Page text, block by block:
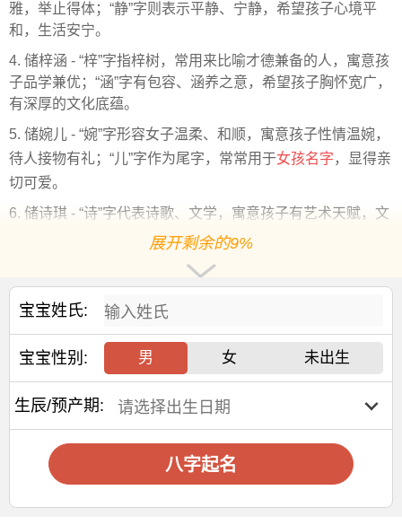
雅，举止得体；“静”字则表示平静、宁静，希望孩子心境平
和，生活安宁。
4. 储梓涵 - “梓”字指梓树，常用来比喻才德兼备的人，寓意孩
子品学兼优；“涵”字有包容、涵养之意，希望孩子胸怀宽广，
有深厚的文化底蕴。
5. 储婉儿 - “婉”字形容女子温柔、和顺，寓意孩子性情温婉，
待人接物有礼；“儿”字作为尾字，常常用于女孩名字 ，显得亲
切可爱。
6. 储诗琪 - “诗”字代表诗歌、文学，寓意孩子有艺术天赋，文
化修养；“琪”字是指美玉，象征珍贵和美好，希望孩子如同美
7. 储紫萱- “紫”字常与高贵、神秘色彩联系，寓意孩子气质高
贵，与众不同；“萱”字指萱草，传说中能忘忧，寓意孩子能远
离忧愁，快乐成长。
8. 储婧祎 - “婧”字有才女之意，寓意孩子聪明、有才华；“祎”
字则是美好、吉祥的象征，希望孩子一生好运和吉祥。
取名时，除了考虑名字的寓意，还需要考虑名字的读音是否
也要避免与不好的谐音或者不吉利的词汇相近。在实际取名
时，家长可以根据自己的喜好和对孩子的期望，结合上述建
议，创造出独特而且有意义的名字。
展开剩余的9%
宝宝姓氏:
宝宝性别: 男 女 未出生
生辰/预产期:
八字起名